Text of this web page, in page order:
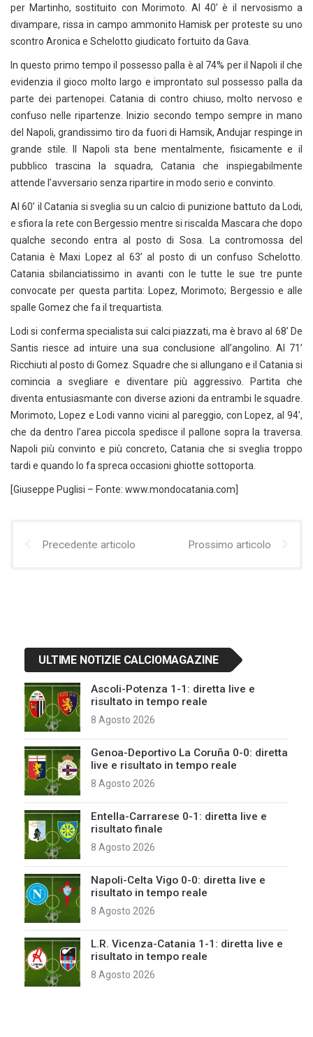
per Martinho, sostituito con Morimoto. Al 40’ è il nervosismo a
divampare, rissa in campo ammonito Hamisk per proteste su uno
scontro Aronica e Schelotto giudicato fortuito da Gava.
In questo primo tempo il possesso palla è al 74% per il Napoli il che
evidenzia il gioco molto largo e improntato sul possesso palla da
parte dei partenopei. Catania di contro chiuso, molto nervoso e
confuso nelle ripartenze. Inizio secondo tempo sempre in mano
del Napoli, grandissimo tiro da fuori di Hamsik, Andujar respinge in
grande stile. Il Napoli sta bene mentalmente, fisicamente e il
pubblico trascina la squadra, Catania che inspiegabilmente
attende l’avversario senza ripartire in modo serio e convinto.
Al 60’ il Catania si sveglia su un calcio di punizione battuto da Lodi,
e sfiora la rete con Bergessio mentre si riscalda Mascara che dopo
qualche secondo entra al posto di Sosa. La contromossa del
Catania è Maxi Lopez al 63’ al posto di un confuso Schelotto.
Catania sbilanciatissimo in avanti con le tutte le sue tre punte
convocate per questa partita: Lopez, Morimoto; Bergessio e alle
spalle Gomez che fa il trequartista.
Lodi si conferma specialista sui calci piazzati, ma è bravo al 68’ De
Santis riesce ad intuire una sua conclusione all’angolino. Al 71’
Ricchiuti al posto di Gomez. Squadre che si allungano e il Catania si
comincia a svegliare e diventare più aggressivo. Partita che
diventa entusiasmante con diverse azioni da entrambi le squadre.
Morimoto, Lopez e Lodi vanno vicini al pareggio, con Lopez, al 94’,
che da dentro l’area piccola spedisce il pallone sopra la traversa.
Napoli più convinto e più concreto, Catania che si sveglia troppo
tardi e quando lo fa spreca occasioni ghiotte sottoporta.
[Giuseppe Puglisi – Fonte: www.mondocatania.com]
Precedente articolo Prossimo articolo
ULTIME NOTIZIE CALCIOMAGAZINE
Ascoli-Potenza 1-1: diretta live e
risultato in tempo reale
8 Agosto 2026
Genoa-Deportivo La Coruña 0-0: diretta
live e risultato in tempo reale
8 Agosto 2026
Entella-Carrarese 0-1: diretta live e
risultato finale
8 Agosto 2026
Napoli-Celta Vigo 0-0: diretta live e
risultato in tempo reale
8 Agosto 2026
L.R. Vicenza-Catania 1-1: diretta live e
risultato in tempo reale
8 Agosto 2026